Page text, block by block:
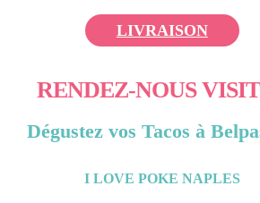
LIVRAISON
RENDEZ-NOUS
Dégustez vos Tacos à
I LOVE POKE NAPLES